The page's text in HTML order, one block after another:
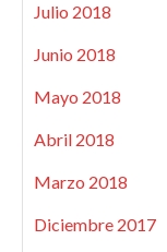
Julio 2018
Junio 2018
Mayo 2018
Abril 2018
Marzo 2018
Diciembre 2017